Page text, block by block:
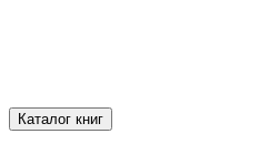
Каталог книг